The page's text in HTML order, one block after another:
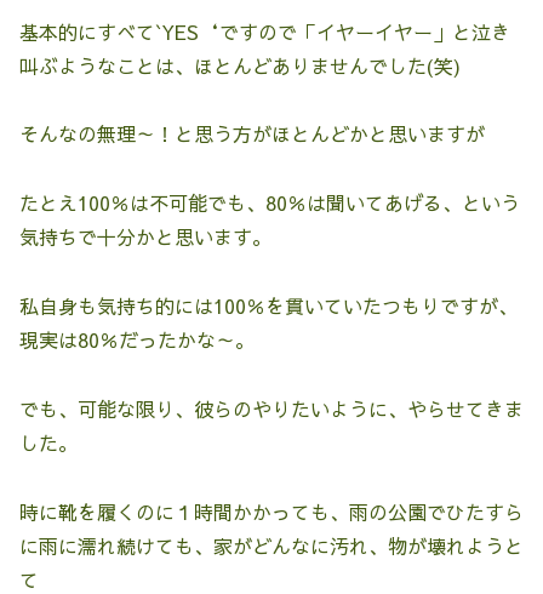
基本的にすべて`YES‘ですので「イヤーイヤー」と泣き
叫ぶようなことは、ほとんどありませんでした(笑)
そんなの無理～！と思う方がほとんどかと思いますが
たとえ100％は不可能でも、80％は聞いてあげる、という
気持ちで十分かと思います。
私自身も気持ち的には100％を貫いていたつもりですが、
現実は80％だったかな～。
でも、可能な限り、彼らのやりたいように、やらせてきま
した。
時に靴を履くのに１時間かかっても、雨の公園でひたすら
に雨に濡れ続けても、家がどんなに汚れ、物が壊れようと
て